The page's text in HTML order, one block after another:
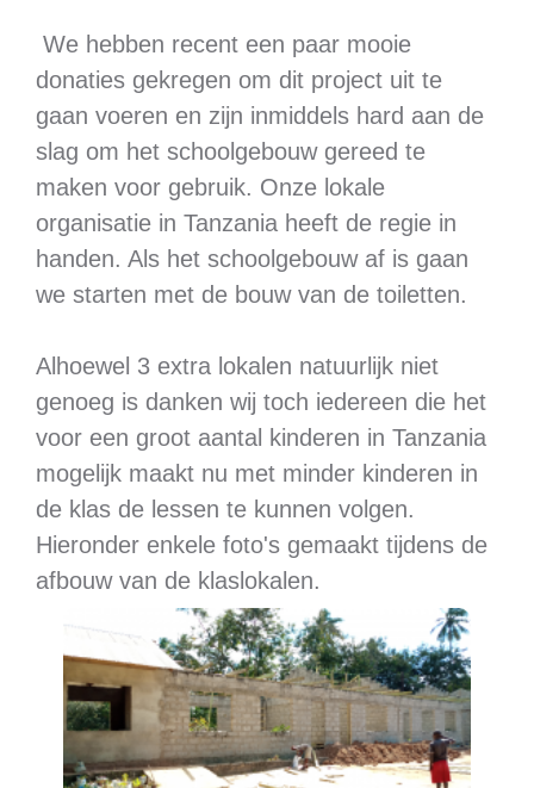
We hebben recent een paar mooie
donaties gekregen om dit project uit te
gaan voeren en zijn inmiddels hard aan de
slag om het schoolgebouw gereed te
maken voor gebruik. Onze lokale
organisatie in Tanzania heeft de regie in
handen. Als het schoolgebouw af is gaan
we starten met de bouw van de toiletten.
Alhoewel 3 extra lokalen natuurlijk niet
genoeg is danken wij toch iedereen die het
voor een groot aantal kinderen in Tanzania
mogelijk maakt nu met minder kinderen in
de klas de lessen te kunnen volgen.
Hieronder enkele foto's gemaakt tijdens de
afbouw van de klaslokalen.